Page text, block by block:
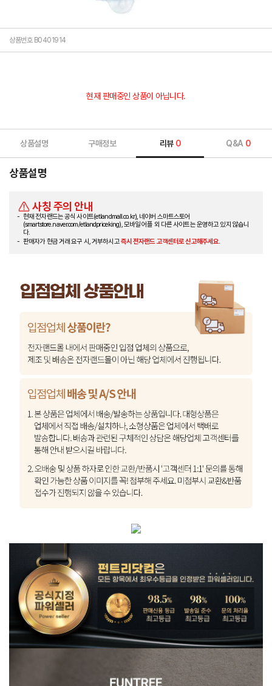
상품번호 B0401914
현재 판매중인 상품이 아닙니다.
상품설명 구매정보 리뷰 0 Q&A 0
상품설명
사칭 주의 안내
현재 전자랜드는 공식 사이트(etlandmall.co.kr), 네이버 스마트스토어
(smartstore.naver.com/etlandpriceking), 모바일 어플 외 다른 사이트는 운영하고 있지 않습니
다.
판매자가 현금 거래 요구 시, 거부하시고즉시 전자랜드 고객센터로 신고해주세요.